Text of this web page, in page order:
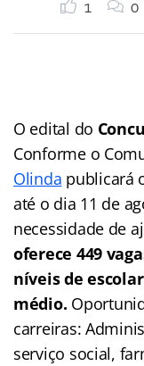
1 0
O edital do
Conforme o
Olinda publicará
até o dia 11 de
necessidade de
oferece 449
níveis de
médio.
carreiras:
serviço social,